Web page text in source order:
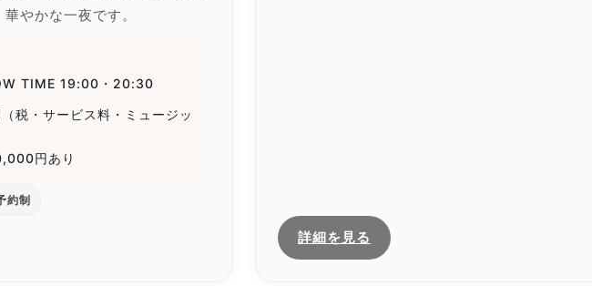
やかな一夜です。
TIME 19:00・20:30
・サービス料・ミュージッ
円あり
約制
詳細を見る